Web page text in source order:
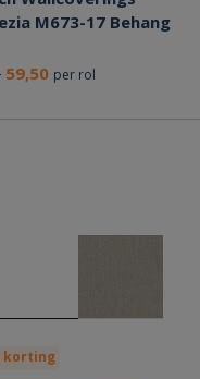
M673-17 Behang
59,50 per rol
korting